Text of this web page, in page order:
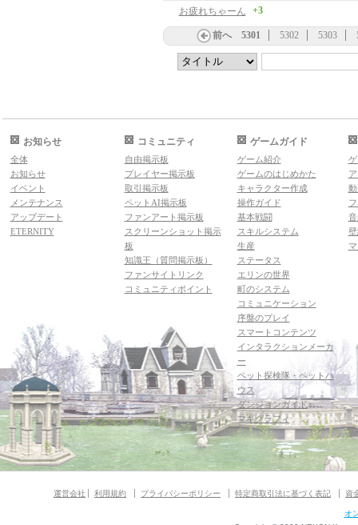
お疲れちゃーん
+3
前へ 5301 5302 5303
お知らせ
全体
お知らせ
イベント
メンテナンス
アップデート
ETERNITY
コミュニティ
自由掲示板
プレイヤー掲示板
取引掲示板
ペットAI掲示板
ファンアート掲示板
スクリーンショット掲示
板
知識王（質問掲示板）
ファンサイトリンク
コミュニティポイント
ゲームガイド
ゲーム紹介
ゲームのはじめかた
キャラクター作成
操作ガイド
基本戦闘
スキルシステム
生産
ステータス
エリンの世界
町のシステム
コミュニケーション
序盤のプレイ
スマートコンテンツ
インタラクションメーカ
ー
ペット探検隊・ペットハ
ウス
ダンジョンガイド
マギグラフィ
運営会社 利用規約 プライバシーポリシー 特定商取引法に基づく表記 資
オ